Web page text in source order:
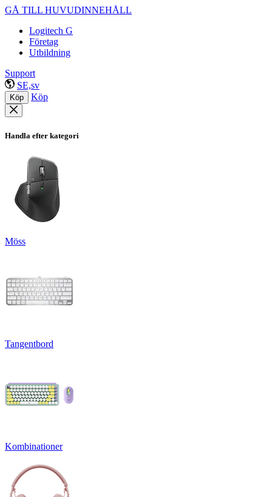
GÅ TILL HUVUDINNEHÅLL
Logitech G
Företag
Utbildning
Support
SE,sv
Köp Köp
Handla efter kategori
Möss
Tangentbord
Kombinationer